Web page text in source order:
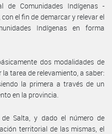
de Comunidades Indígenas -
el fin de demarcar y relevar el
Indígenas en forma
dos modalidades de
tarea de relevamiento, a saber:
la primera a través de un
en la provincia.
Salta, y dado el número de
territorial de las mismas, el